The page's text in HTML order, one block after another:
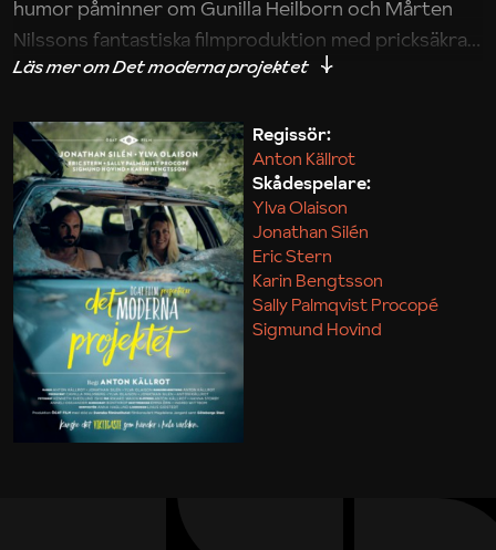
humor påminner om Gunilla Heilborn och Mårten
Nilssons fantastiska filmproduktion med pricksäkra
iakttagelser om hur svårt det kan vara att omsätta
Maja Kekonius
Regissör:
Anton Källrot
Skådespelare:
Ylva Olaison
Jonathan Silén
Eric Stern
Karin Bengtsson
Sally Palmqvist Procopé
Sigmund Hovind